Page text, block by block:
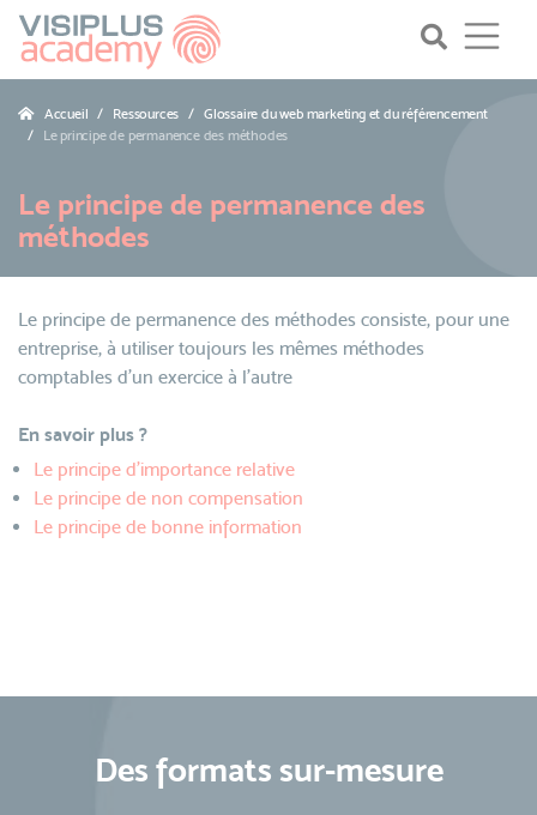
Accueil Ressources
Glossaire du web marketing et du référencement
Le principe de permanence des méthodes
Le principe de permanence des
méthodes
Le principe de permanence des méthodes consiste, pour une
entreprise, à utiliser toujours les mêmes méthodes
comptables d’un exercice à l’autre
En savoir plus ?
Le principe d’importance relative
Le principe de non compensation
Le principe de bonne information
Des formats sur-mesure